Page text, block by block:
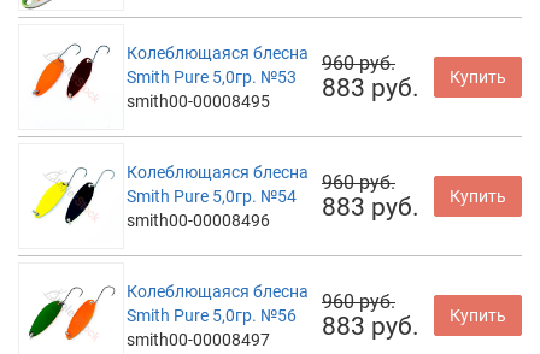
Колеблющаяся блесна
Smith Pure 5,0гр. №53
smith00-00008495
960 руб.
883 руб. Купить
Колеблющаяся блесна
Smith Pure 5,0гр. №54
smith00-00008496
960 руб.
883 руб. Купить
Колеблющаяся блесна
Smith Pure 5,0гр. №56
smith00-00008497
960 руб.
883 руб. Купить